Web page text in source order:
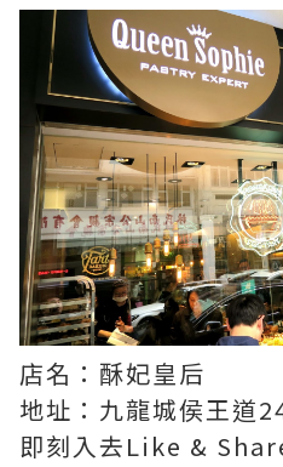
店名：酥妃皇后
地址：九龍城侯王道
即刻入去Like &